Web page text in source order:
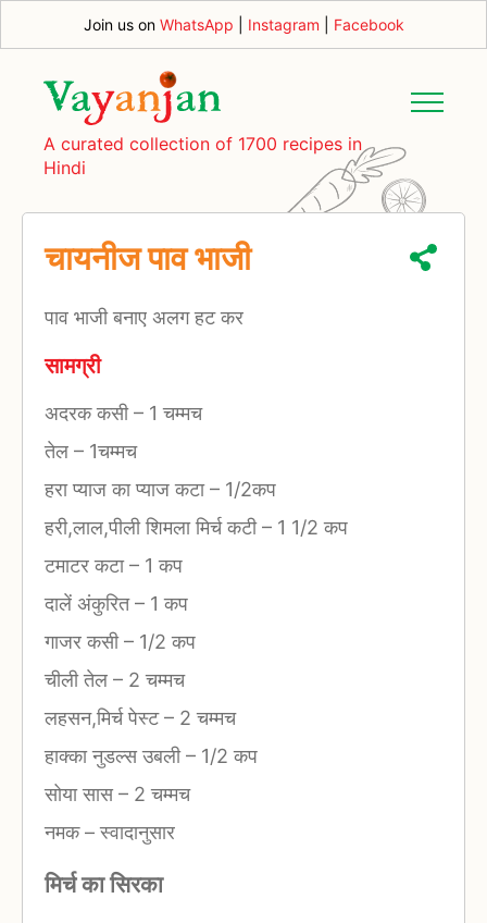
Join us on WhatsApp Instagram Facebook
A curated collection of 1700 recipes in
Hindi
चायनीज पाव भाजी
पाव भाजी बनाए अलग हट कर
सामग्री
अदरक कसी– 1 चम्मच
तेल – 1चम्मच
हरा प्याज का प्याज कटा– 1/2कप
हरी,लाल,पीली शिमला मिर्च कटी– 1 1/2 कप
टमाटर कटा– 1 कप
दालें अंकुरित– 1 कप
गाजर कसी– 1/2 कप
चीली तेल – 2 चम्मच
लहसन,मिर्च पेस्ट– 2 चम्मच
हाक्का नुडल्स उबली– 1/2 कप
सोया सास– 2 चम्मच
नमक–स्वादानुसार
मिर्च का सिरका